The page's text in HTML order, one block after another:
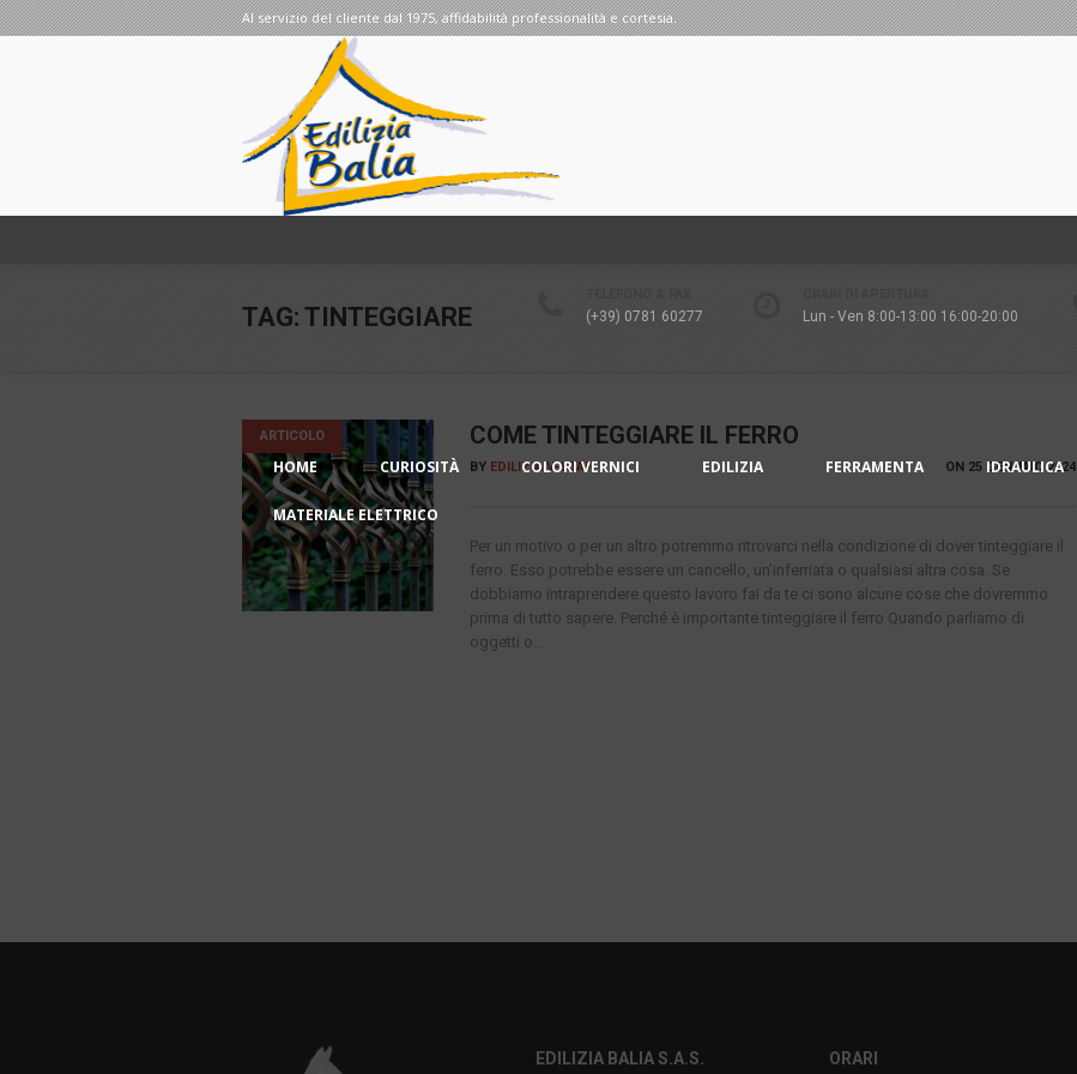
Al servizio del cliente dal 1975, affidabilità professionalità e cortesia.
(+39) 0781 60277 Lun - Ven 8:00-13:00 16:00-20:00
HOME CURIOSITÀ COLORI VERNICI EDILIZIA FERRAMENTA IDRAULICA
MATERIALE ELETTRICO
TAG: TINTEGGIARE
ARTICOLO COME TINTEGGIARE IL FERRO
ON 25 GENNAIO 2024
BY EDILIZIA V-STAFF
Per un motivo o per un altro potremmo ritrovarci nella condizione di dover tinteggiare il
ferro. Esso potrebbe essere un cancello, un’inferriata o qualsiasi altra cosa. Se
dobbiamo intraprendere questo lavoro fai da te ci sono alcune cose che dovremmo
prima di tutto sapere. Perché è importante tinteggiare il ferro Quando parliamo di
oggetti o...
EDILIZIA BALIA S.A.S. ORARI